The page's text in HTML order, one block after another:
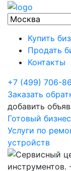
Купить
Продать
Контакты
+7 (499) 706-
Заказать
добавить
Готовый
Услуги по
устройств